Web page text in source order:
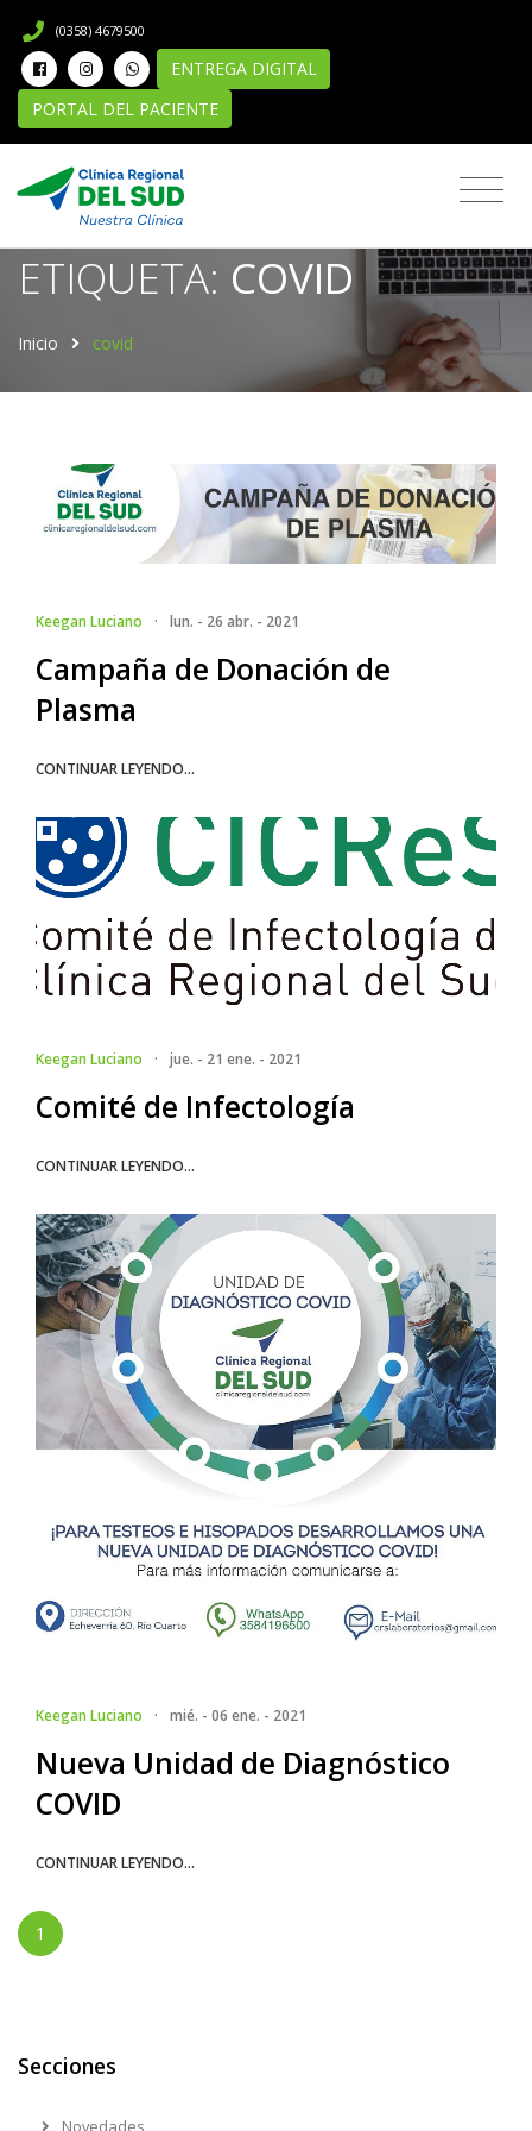
(0358) 4679500
ENTREGA DIGITAL
PORTAL DEL PACIENTE
Novedades
ETIQUETA: COVID
Inicio covid
Keegan Luciano · lun. - 26 abr. - 2021
Campaña de Donación de
Plasma
CONTINUAR LEYENDO...
Keegan Luciano · jue. - 21 ene. - 2021
Comité de Infectología
CONTINUAR LEYENDO...
Keegan Luciano · mié. - 06 ene. - 2021
Nueva Unidad de Diagnóstico
COVID
CONTINUAR LEYENDO...
1
Secciones
Novedades